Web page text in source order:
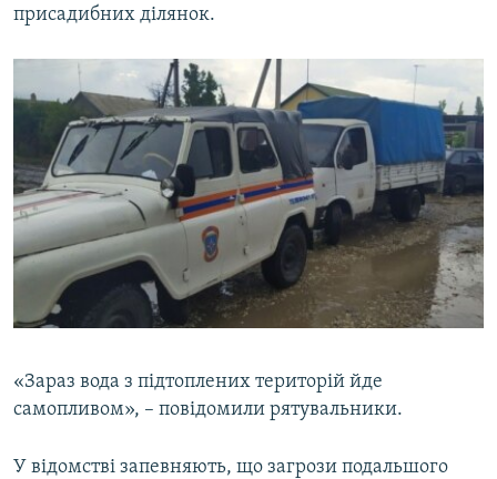
присадибних ділянок.
«Зараз вода з підтоплених територій йде
самопливом», – повідомили рятувальники.
У відомстві запевняють, що загрози подальшого